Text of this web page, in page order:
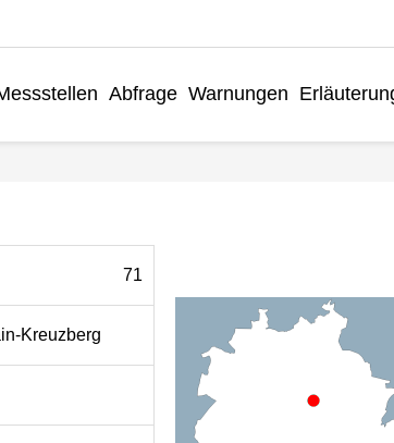
Abfrage Warnungen
71
Kreuzberg